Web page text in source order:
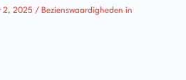
2, 2025 / Bezienswaardigheden in